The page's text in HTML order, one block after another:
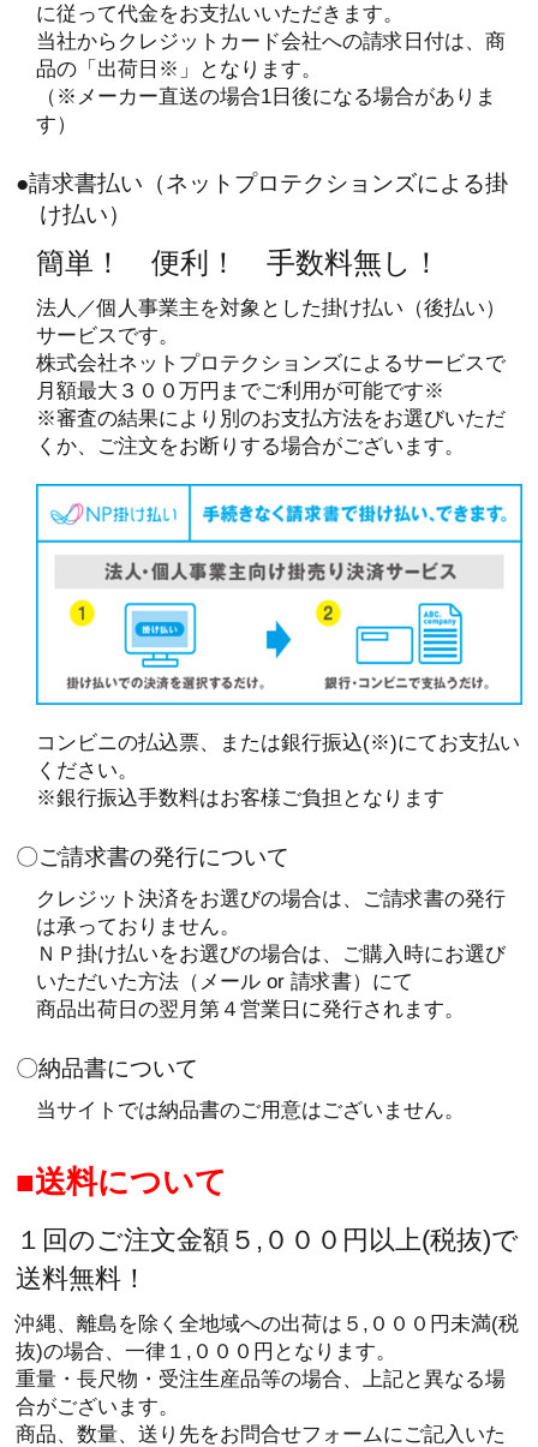
に従って代金をお支払いいただきます。
当社からクレジットカード会社への請求日付は、商
品の「出荷日※」となります。
（※メーカー直送の場合1日後になる場合がありま
す）
●請求書払い（ネットプロテクションズによる掛
け払い）
簡単！ 便利！ 手数料無し！
法人／個人事業主を対象とした掛け払い（後払い）
サービスです。
株式会社ネットプロテクションズによるサービスで
月額最大３００万円までご利用が可能です※
※審査の結果により別のお支払方法をお選びいただ
くか、ご注文をお断りする場合がございます。
コンビニの払込票、または銀行振込(※)にてお支払い
ください。
※銀行振込手数料はお客様ご負担となります
〇ご請求書の発行について
クレジット決済をお選びの場合は、ご請求書の発行
は承っておりません。
ＮＰ掛け払いをお選びの場合は、ご購入時にお選び
いただいた方法（メール or 請求書）にて
商品出荷日の翌月第４営業日に発行されます。
〇納品書について
当サイトでは納品書のご用意はございません。
送料について
１回のご注文金額５,０００円以上(税抜)で
送料無料！
沖縄、離島を除く全地域への出荷は５,０００円未満(税
抜)の場合、一律１,０００円となります。
重量・長尺物・受注生産品等の場合、上記と異なる場
合がございます。
商品、数量、送り先をお問合せフォームにご記入いた